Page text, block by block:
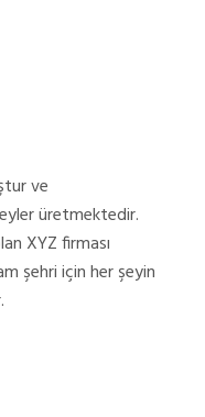
ve
üretmektedir.
XYZ firması
şehri için her şeyin